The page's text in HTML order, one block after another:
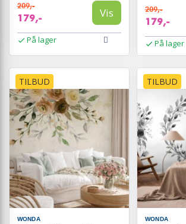
209,-
179,- Vis
På lager
209,-
179,-
På lager
TILBUD
WONDA
TILBUD
WONDA